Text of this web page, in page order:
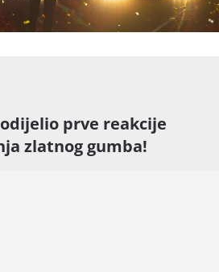
prve reakcije
zlatnog gumba!